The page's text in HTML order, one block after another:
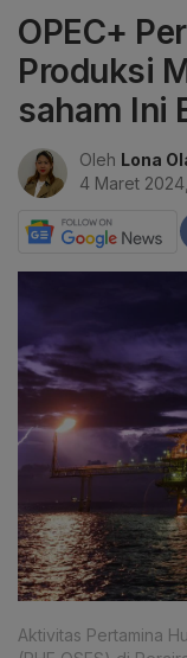
OPEC+
Produksi
saham Ini
Oleh Lona
4 Maret 2024,
Aktivitas Pertamina